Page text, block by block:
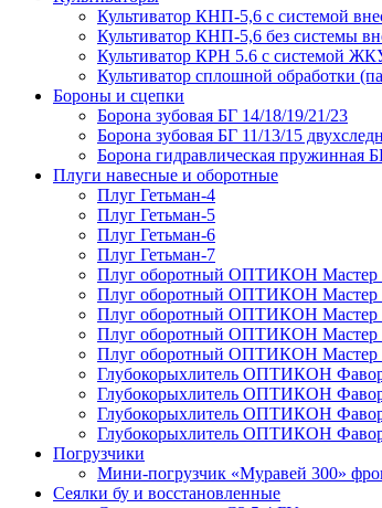
Культиватор КНП-5,6 с системой
Культиватор КНП-5,6 без системы
Культиватор КРН 5.6 с системой
Культиватор сплошной обработки
Бороны и сцепки
Борона зубовая БГ 14/18/19/21/23
Борона зубовая БГ 11/13/15
Борона гидравлическая пружинная
Плуги навесные и оборотные
Плуг Гетьман-4
Плуг Гетьман-5
Плуг Гетьман-6
Плуг Гетьман-7
Плуг оборотный ОПТИКОН Мастер
Плуг оборотный ОПТИКОН Мастер
Плуг оборотный ОПТИКОН Мастер
Плуг оборотный ОПТИКОН Мастер
Плуг оборотный ОПТИКОН Мастер
Глубокорыхлитель ОПТИКОН
Глубокорыхлитель ОПТИКОН
Глубокорыхлитель ОПТИКОН
Глубокорыхлитель ОПТИКОН
Погрузчики
Мини-погрузчик «Муравей 300»
Сеялки бу и восстановленные